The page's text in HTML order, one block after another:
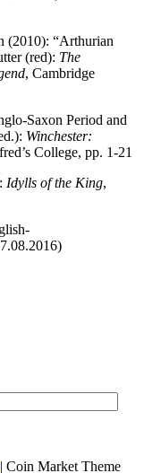
(2010): “Arthurian
(red): The
, Cambridge
Saxon Period and
Winchester:
College, pp. 1-21
Idylls of the King,
| Coin Market Theme